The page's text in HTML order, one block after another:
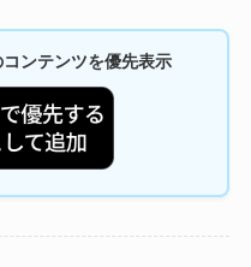
ンテンツを優先表示